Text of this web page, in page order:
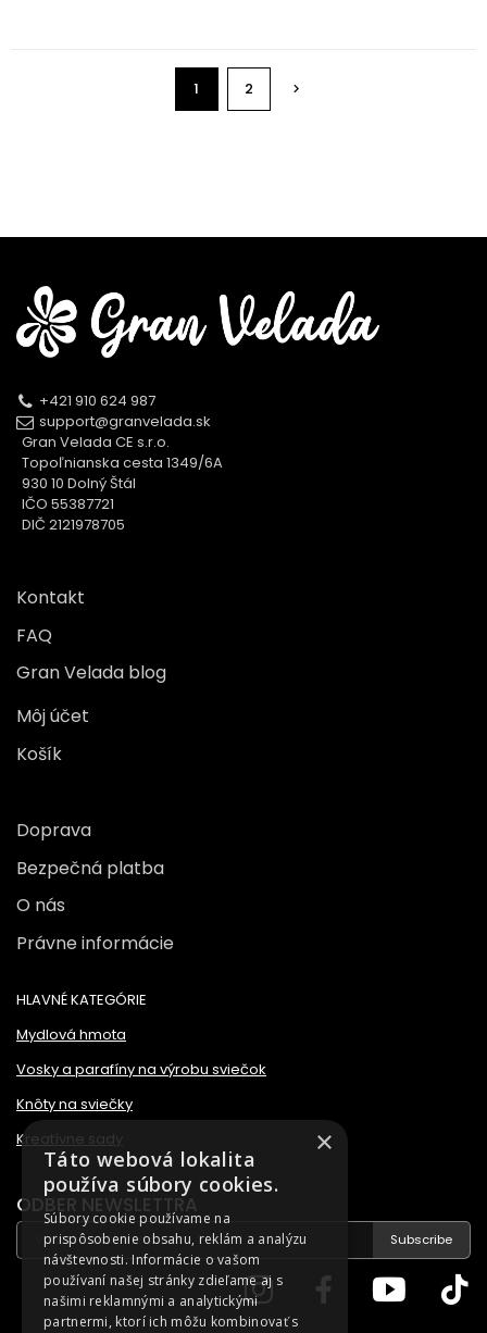
1 2 
+421 910 624 987
support@granvelada.sk
Gran Velada CE s.r.o.
Topoľnianska cesta 1349/6A
930 10 Dolný Štál
IČO 55387721
DIČ 2121978705
Kontakt
FAQ
Gran Velada blog
Môj účet
Košík
Doprava
Bezpečná platba
O nás
Právne informácie
HLAVNÉ KATEGÓRIE
Mydlová hmota
Vosky a parafíny na výrobu sviečok
Knôty na sviečky
Kreatívne sady
ODBER NEWSLETTRA
Subscribe
×
Táto webová lokalita
používa súbory cookies.
Súbory cookie používame na
prispôsobenie obsahu, reklám a analýzu
návštevnosti. Informácie o vašom
používaní našej stránky zdieľame aj s
našimi reklamnými a analytickými
partnermi, ktorí ich môžu kombinovať s